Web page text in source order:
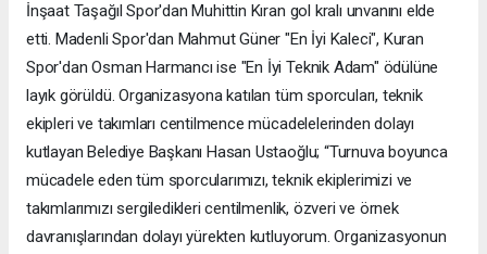
İnşaat Taşağıl Spor'dan Muhittin Kıran gol kralı unvanını elde
etti. Madenli Spor'dan Mahmut Güner "En İyi Kaleci", Kuran
Spor'dan Osman Harmancı ise "En İyi Teknik Adam" ödülüne
layık görüldü. Organizasyona katılan tüm sporcuları, teknik
ekipleri ve takımları centilmence mücadelelerinden dolayı
kutlayan Belediye Başkanı Hasan Ustaoğlu; “Turnuva boyunca
mücadele eden tüm sporcularımızı, teknik ekiplerimizi ve
takımlarımızı sergiledikleri centilmenlik, özveri ve örnek
davranışlarından dolayı yürekten kutluyorum. Organizasyonun